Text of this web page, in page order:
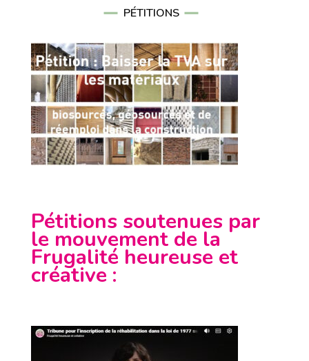
PÉTITIONS
Pétitions soutenues par
le mouvement de la
Frugalité heureuse et
créative :